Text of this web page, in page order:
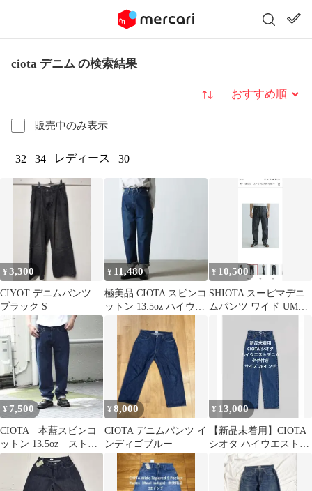
ciota デニム の検索結果
販売中のみ表示
並び替え
32 34 レディース 30
¥3,300
CIYOT デニムパンツ
ブラック S
¥ 11,480
極美品 CIOTA スビンコ
ットン 13.5oz ハイウエ
¥ 10,500
SHIOTA スーピマデニ
ムパンツ ワイド UM44-
¥ 7,500
CIOTA 本藍スビンコ
ットン 13.5oz ストレ
ートデニム ダークブ
¥8,000
CIOTA デニムパンツ イ
ンディゴブルー
¥ 13,000
【新品未着用】CIOTA
シオタ ハイウエストデ
ニム タグ付き 26インチ